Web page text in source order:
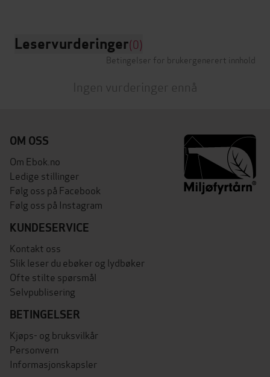
Leservurderinger(0)
Betingelser for brukergenerert innhold
Ingen vurderinger ennå
OM OSS
Om Ebok.no
Ledige stillinger
Følg oss på Facebook
Følg oss på Instagram
KUNDESERVICE
Kontakt oss
Slik leser du ebøker og lydbøker
Ofte stilte spørsmål
Selvpublisering
BETINGELSER
Kjøps- og bruksvilkår
Personvern
Informasjonskapsler